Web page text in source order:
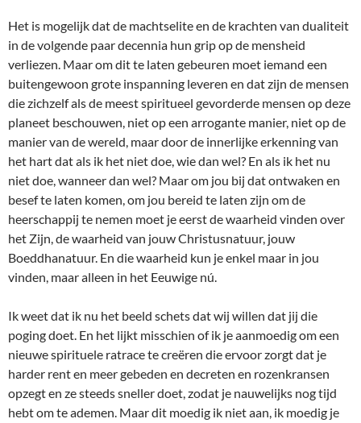
Het is mogelijk dat de machtselite en de krachten van dualiteit
in de volgende paar decennia hun grip op de mensheid
verliezen. Maar om dit te laten gebeuren moet iemand een
buitengewoon grote inspanning leveren en dat zijn de mensen
die zichzelf als de meest spiritueel gevorderde mensen op deze
planeet beschouwen, niet op een arrogante manier, niet op de
manier van de wereld, maar door de innerlijke erkenning van
het hart dat als ik het niet doe, wie dan wel? En als ik het nu
niet doe, wanneer dan wel? Maar om jou bij dat ontwaken en
besef te laten komen, om jou bereid te laten zijn om de
heerschappij te nemen moet je eerst de waarheid vinden over
het Zijn, de waarheid van jouw Christusnatuur, jouw
Boeddhanatuur. En die waarheid kun je enkel maar in jou
vinden, maar alleen in het Eeuwige nú.
Ik weet dat ik nu het beeld schets dat wij willen dat jij die
poging doet. En het lijkt misschien of ik je aanmoedig om een
nieuwe spirituele ratrace te creëren die ervoor zorgt dat je
harder rent en meer gebeden en decreten en rozenkransen
opzegt en ze steeds sneller doet, zodat je nauwelijks nog tijd
hebt om te ademen. Maar dit moedig ik niet aan, ik moedig je